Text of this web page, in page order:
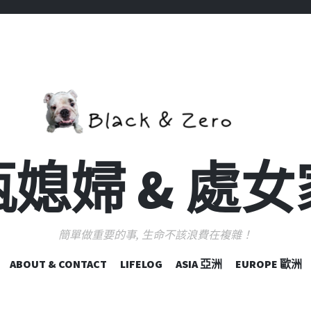
婦 & 處
簡單做重要的事, 生命不該浪費在複雜！
跳
ABOUT & CONTACT LIFELOG ASIA 亞洲 EUROPE 歐洲